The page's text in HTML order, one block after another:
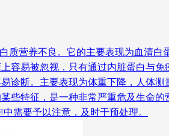
质营养不良。它的主要表现为血清
容易被忽视，只有通过内脏蛋白
诊断。主要表现为体重下降，人体
些特征，是一种非常严重危及生命
需要予以注意，及时干预处理。